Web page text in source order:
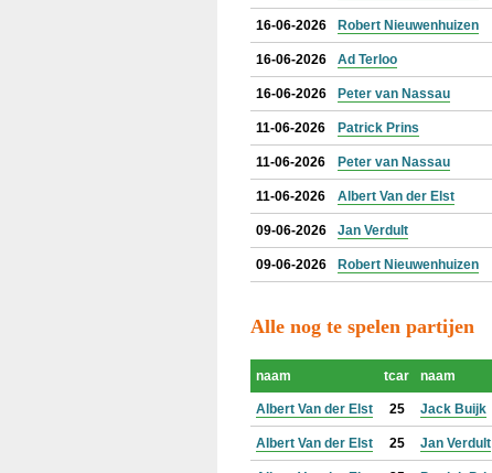
16-06-2026 Robert Nieuwenhuizen
16-06-2026 Ad Terloo
16-06-2026 Peter van Nassau
11-06-2026 Patrick Prins
11-06-2026 Peter van Nassau
11-06-2026 Albert Van der Elst
09-06-2026 Jan Verdult
09-06-2026 Robert Nieuwenhuizen
Alle nog te spelen partijen
naam tcar naam
Albert Van der Elst 25 Jack Buijk
Albert Van der Elst 25 Jan Verdult